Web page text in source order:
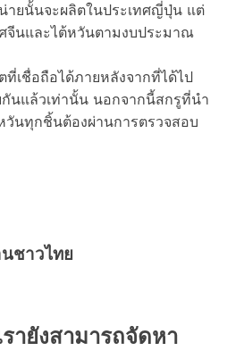
ายนั้นจะผลิตในประเทศญี่ปุ่น แต่
จีนและไต้หวันตามงบประมาณ
ที่เชื่อถือได้ภายหลังจากที่ได้ไป
นแล้วเท่านั้น นอกจากนี้สกรูที่นำ
วันทุกชิ้นต้องผ่านการตรวจสอบ
ชาวไทย
ายังสามารถจัดหา